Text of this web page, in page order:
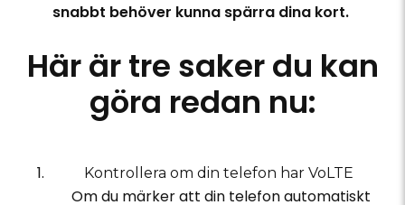
snabbt behöver kunna spärra dina kort.
Här är tre saker du kan
göra redan nu:
Kontrollera om din telefon har VoLTE
Om du märker att din telefon automatiskt